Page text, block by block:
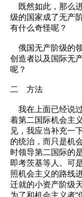
既然如此，那么
级的国家成了无产
有什么奇怪呢？
俄国无产阶级的
创造者以及国际无
呢？
二 方法
我在上面已经说
着第二国际机会主
见，我应当补充一
的统治，而只是机
时领导第二国际的
即考茨基等人。可
照机会主义的路线
迁就的小资产阶级
为了和机会主义者“